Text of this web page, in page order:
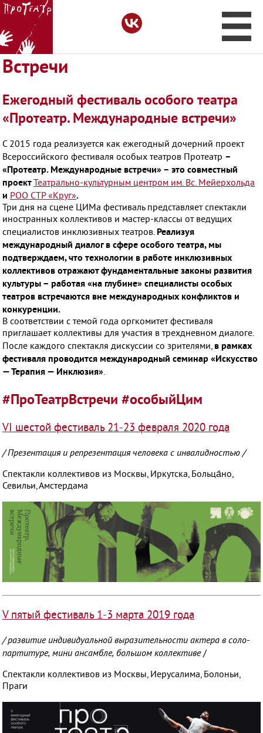
Про
О фестивале
Организаторы
Записи
Встречи
История
Медиа
Контакты
Встречи
Ежегодный фестиваль особого театра
«Протеатр. Международные встречи»
С 2015 года реализуется как ежегодный дочерний проект
Всероссийского фестиваля особых театров Протеатр –
«Протеатр. Международные встречи» – это совместный
проектТеатрально-культурным центром им. Вс. Мейерхольда
и РОО СТР «Круг».
Три дня на сцене ЦИМа фестиваль представляет спектакли
иностранных коллективов и мастер-классы от ведущих
специалистов инклюзивных театров. Реализуя
международный диалог в сфере особого театра, мы
подтверждаем, что технологии в работе инклюзивных
коллективов отражают фундаментальные законы развития
культуры – работая «на глубине» специалисты особых
театров встречаются вне международных конфликтов и
конкуренции.
В соответствии с темой года оргкомитет фестиваля
приглашает коллективы для участия в трехдневном диалоге.
После каждого спектакля дискуссии со зрителями, в рамках
фестиваля проводится международный семинар «Искусство
— Терапия — Инклюзия».
#ПроТеатрВстречи #особыйЦим
VI шестой фестиваль 21-23 февраля 2020 года
/ Презентация и репрезентация человека с инвалидностью /
Спектакли коллективов из Москвы, Иркутска, Больца́но,
Севильи, Амстердама
V пятый фестиваль 1-3 марта 2019 года
/развитие индивидуальной выразительности актера в соло-
партитуре, мини ансамбле, большом коллективе/
Спектакли коллективов из Москвы, Иерусалима, Болоньи,
Праги